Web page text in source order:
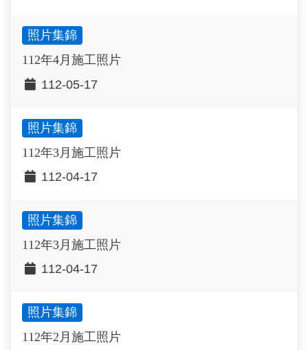
照片集錦
112年4月施工照片
112-05-17
照片集錦
112年3月施工照片
112-04-17
照片集錦
112年3月施工照片
112-04-17
照片集錦
112年2月施工照片